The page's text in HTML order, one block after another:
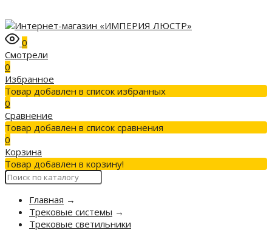
0
Смотрели
0
Избранное
Товар добавлен в список избранных
0
Сравнение
Товар добавлен в список сравнения
0
Корзина
Товар добавлен в корзину!
Главная →
Трековые системы →
Трековые светильники